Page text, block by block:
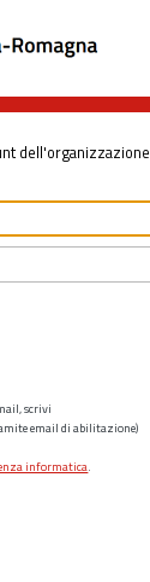
dell'organizzazione
scrivi
email di abilitazione)
informatica.